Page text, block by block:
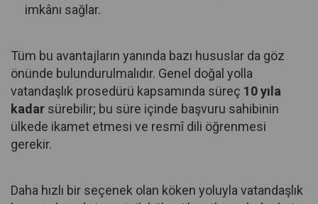
imkânı sağlar.
Tüm bu avantajların yanında bazı hususlar da göz
önünde bulundurulmalıdır. Genel doğal yolla
vatandaşlık prosedürü kapsamında süreç 10 yıla
kadar sürebilir; bu süre içinde başvuru sahibinin
ülkede ikamet etmesi ve resmî dili öğrenmesi
gerekir.
Daha hızlı bir seçenek olan köken yoluyla vatandaşlık